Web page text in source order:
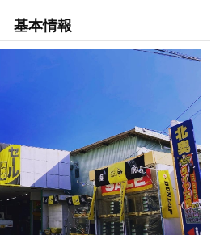
基本情報